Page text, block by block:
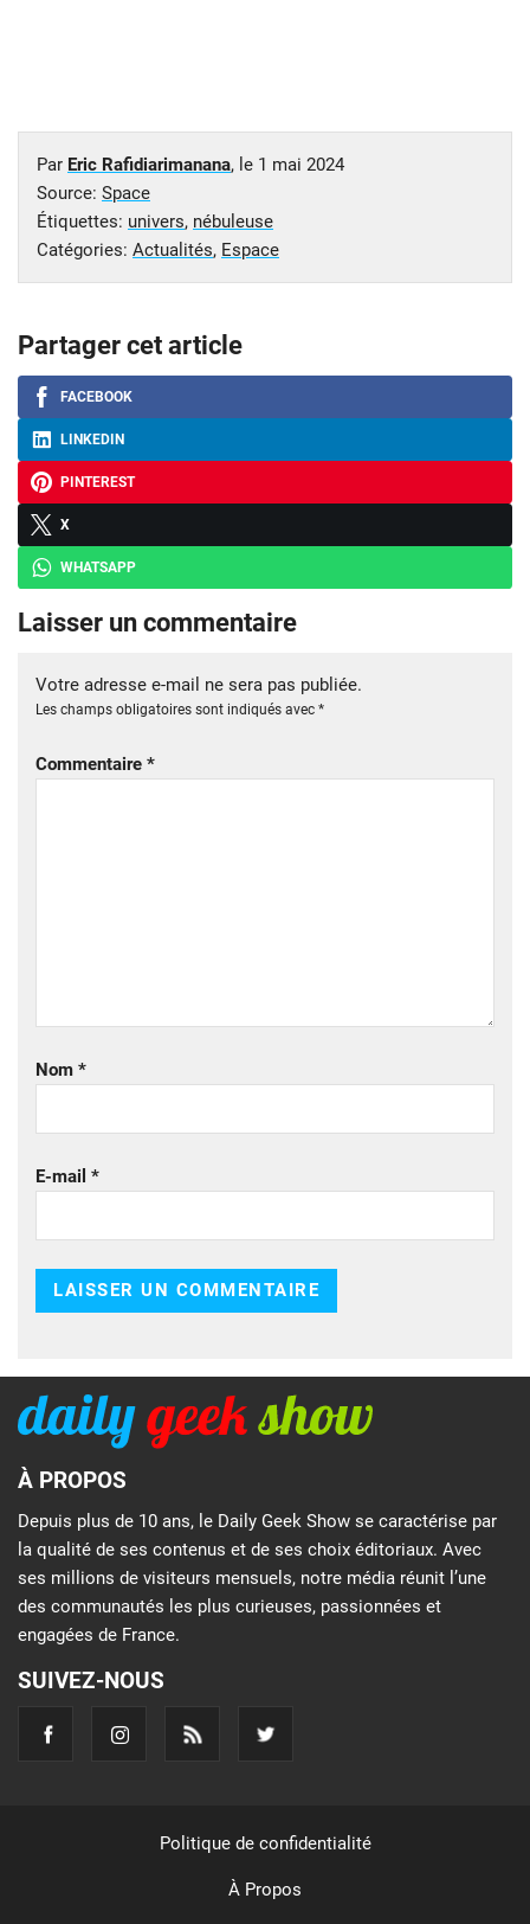
Par Eric Rafidiarimanana, le 1 mai 2024
Source: Space
Étiquettes: univers, nébuleuse
Catégories: Actualités, Espace
Partager cet article
FACEBOOK
LINKEDIN
PINTEREST
X
WHATSAPP
Laisser un commentaire
Votre adresse e-mail ne sera pas publiée.
Les champs obligatoires sont indiqués avec *
Commentaire *
Nom *
E-mail *
À PROPOS
Depuis plus de 10 ans, le Daily Geek Show se caractérise par
la qualité de ses contenus et de ses choix éditoriaux. Avec
ses millions de visiteurs mensuels, notre média réunit l’une
des communautés les plus curieuses, passionnées et
engagées de France.
SUIVEZ-NOUS
Politique de confidentialité
À Propos